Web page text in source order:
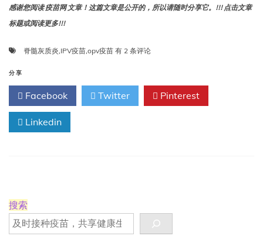
感谢您阅读 疫苗网 文章！这篇文章是公开的，所以请随时分享它。!!! 点击文章
标题或阅读更多!!!
脊髓灰质炎,IPV疫苗,opv疫苗 全
击
脊
髓
多
远？
有 2 条评论
分享
Facebook Twitter Pinterest
Linkedin
搜索